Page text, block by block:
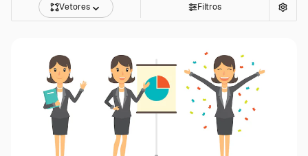
Vetores Filtros